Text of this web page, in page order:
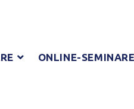
ONLINE-SEMINARE